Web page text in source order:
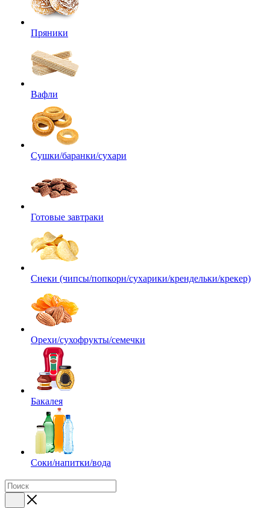
Пряники
Вафли
Сушки/баранки/сухари
Готовые завтраки
Снеки (чипсы/попкорн/сухарики/крендельки/крекер)
Орехи/сухофрукты/семечки
Бакалея
Соки/напитки/вода